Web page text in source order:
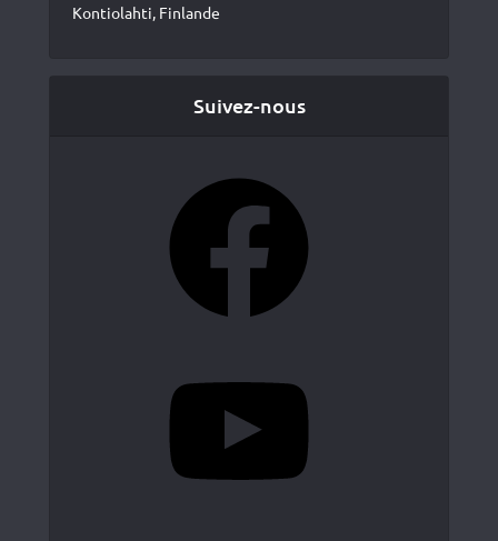
Kontiolahti, Finlande
Suivez-nous